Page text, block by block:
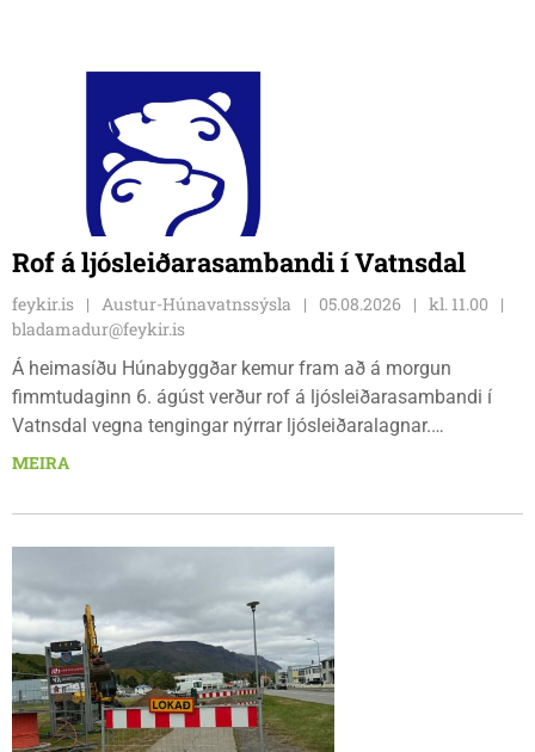
Rof á ljósleiðarasambandi í Vatnsdal
feykir.is Austur-Húnavatnssýsla 05.08.2026
kl. 11.00
bladamadur@feykir.is
Á heimasíðu Húnabyggðar kemur fram að á morgun
fimmtudaginn 6. ágúst verður rof á ljósleiðarasambandi í
Vatnsdal vegna tengingar nýrrar ljósleiðaralagnar.
Ljósleiðarasambandið verður rofið á morgun fimmtudag
MEIRA